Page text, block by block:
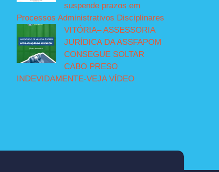
suspende prazos em
Processos Administrativos Disciplinares
VITÓRIA– ASSESSORIA
JURÍDICA DA ASSFAPOM
CONSEGUE SOLTAR
CABO PRESO
INDEVIDAMENTE-VEJA VÍDEO